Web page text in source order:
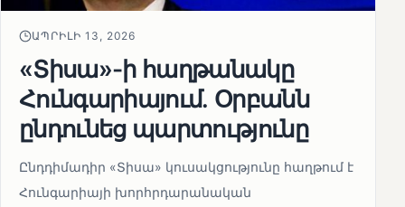
ԱՊՐԻԼԻ 13, 2026
«Տիսա»-ի հաղթանակը
Հունգարիայում․ Օրբանն
ընդունեց պարտությունը
Ընդդիմադիր «Տիսա» կուսակցությունը հաղթում է
Հունգարիայի խորհրդարանական